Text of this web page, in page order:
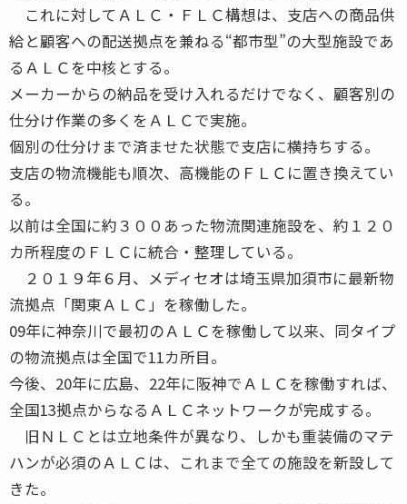
これに対してＡＬＣ・ＦＬＣ構想は、支店への商品供
給と顧客への配送拠点を兼ねる“都市型”の大型施設であ
るＡＬＣを中核とする。
メーカーからの納品を受け入れるだけでなく、顧客別の
仕分け作業の多くをＡＬＣで実施。
個別の仕分けまで済ませた状態で支店に横持ちする。
支店の物流機能も順次、高機能のＦＬＣに置き換えてい
る。
以前は全国に約３００あった物流関連施設を、約１２０
カ所程度のＦＬＣに統合・整理している。
２０１９年６月、メディセオは埼玉県加須市に最新物
流拠点「関東ＡＬＣ」を稼働した。
09年に神奈川で最初のＡＬＣを稼働して以来、同タイプ
の物流拠点は全国で11カ所目。
今後、20年に広島、22年に阪神でＡＬＣを稼働すれば、
全国13拠点からなるＡＬＣネットワークが完成する。
旧ＮＬＣとは立地条件が異なり、しかも重装備のマテ
ハンが必須のＡＬＣは、これまで全ての施設を新設して
きた。